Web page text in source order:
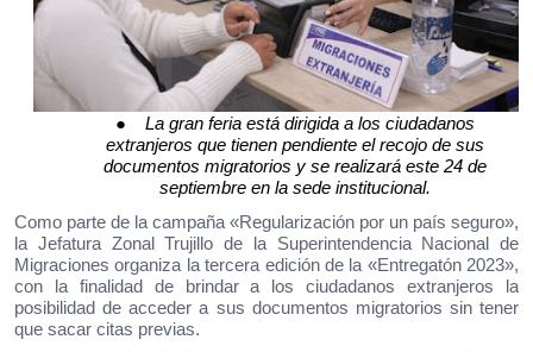
●
La gran feria está dirigida a los ciudadanos
extranjeros que tienen pendiente el recojo de sus
documentos migratorios y se realizará este 24 de
septiembre en la sede institucional.
Como parte de la campaña «Regularización por un país seguro»,
la Jefatura Zonal Trujillo de la Superintendencia Nacional de
Migraciones organiza la tercera edición de la «Entregatón 2023»,
con la finalidad de brindar a los ciudadanos extranjeros la
posibilidad de acceder a sus documentos migratorios sin tener
que sacar citas previas.